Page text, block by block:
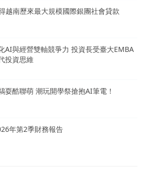
越南歷來最大規模國際銀團社會貸款
AI與經營雙軸競爭力 投資長受臺大EMBA
投資思維
耍酷聯萌 潮玩開學祭搶抱AI筆電！
年第2季財務報告